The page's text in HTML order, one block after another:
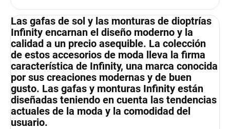
Las gafas de sol y las monturas de dioptrías
Infinity encarnan el diseño moderno y la
calidad a un precio asequible. La colección
de estos accesorios de moda lleva la firma
característica de Infinity, una marca conocida
por sus creaciones modernas y de buen
gusto. Las gafas y monturas Infinity están
diseñadas teniendo en cuenta las tendencias
actuales de la moda y la comodidad del
usuario.